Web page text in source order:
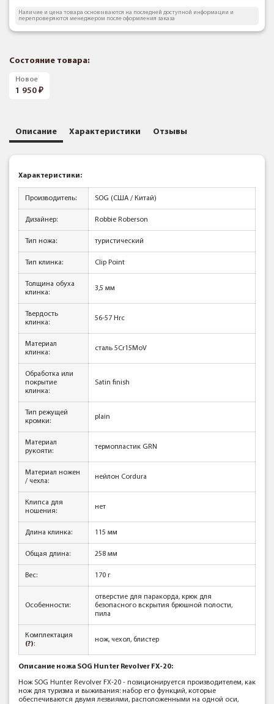
Наличие и цена товара основываются на последней доступной информации и
перепроверяются менеджером после оформления заказа
Состояние товара:
Новое
1 950
Описание Характеристики Отзывы
Характеристики:
Производитель: SOG (США / Китай)
Дизайнер: Robbie Roberson
Тип ножа: туристический
Тип клинка: Clip Point
Толщина обуха
клинка:
3,5 мм
Твердость
клинка:
56-57 Hrc
Материал
клинка:
сталь 5Cr15MoV
Обработка или
покрытие
клинка:
Satin finish
Тип режущей
кромки:
plain
Материал
рукояти:
термопластик GRN
Материал ножен
/ чехла:
нейлон Cordura
Клипса для
ношения:
нет
Длина клинка: 115 мм
Общая длина: 258 мм
Вес: 170 г
Особенности:
отверстие для паракорда, крюк для
безопасного вскрытия брюшной полости,
пила
Комплектация
(?):
нож, чехол, блистер
Описание ножа SOG Hunter Revolver FX-20:
Нож SOG Hunter Revolver FX-20 - позиционируется производителем, как
нож для туризма и выживания: набор его функций, которые
обеспечиваются двумя лезвиями, расположенными на одной оси,